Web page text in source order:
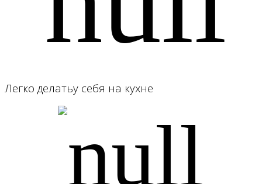
Легко делатьу себя на кухне